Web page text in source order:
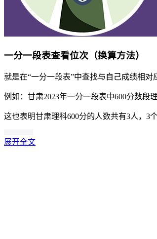
一分一段表查看位次（换算方法）
就是在“一分一段表”中查找与自己成绩相
例如：甘肃2023年一分一段表中600分数段
这也表明甘肃理科600分的人数共有3人，3
展开全文